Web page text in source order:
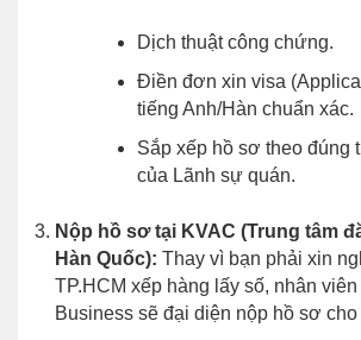
Dịch thuật công chứng.
Điền đơn xin visa
tiếng Anh/Hàn chuẩn xác.
Sắp xếp hồ sơ theo đúng
của Lãnh sự quán.
Nộp hồ sơ tại KVAC (Trung tâm
Hàn Quốc): Thay vì bạn phải xin
TP.HCM xếp hàng lấy số, nhân
Business sẽ đại diện nộp hồ sơ cho